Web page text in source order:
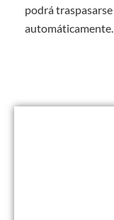
podrá
automáticamente.